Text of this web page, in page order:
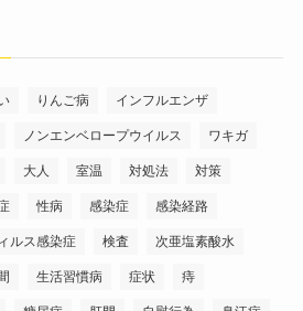
りんご病 インフルエンザ
ノンエンベロープウイルス ワキガ
大人 室温 対処法 対策
性病 感染症 感染経路
ルス感染症 検査 次亜塩素酸水
生活習慣病 症状 痔